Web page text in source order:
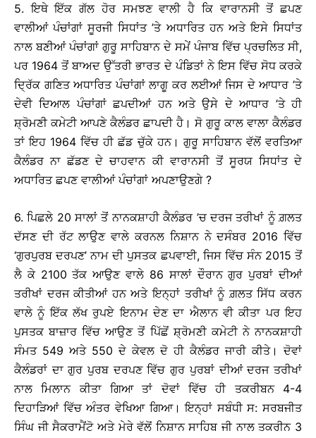
5. ਇਥੇ ਇੱਕ ਗੱਲ ਹੋਰ ਸਮਝਣ ਵਾਲੀ ਹੈ ਕਿ ਵਾਰਾਨਸੀ ਤੋਂ ਛਪਣ
ਵਾਲੀਆਂ ਪੰਚਾਂਗਾਂ ਸੂਰਜੀ ਸਿਧਾਂਤ ’ਤੇ ਅਧਾਰਿਤ ਹਨ ਅਤੇ ਇਸੇ ਸਿਧਾਂਤ
ਨਾਲ ਬਣੀਆਂ ਪੰਚਾਂਗਾਂ ਗੁਰੂ ਸਾਹਿਬਾਨ ਦੇ ਸਮੇਂ ਪੰਜਾਬ ਵਿੱਚ ਪ੍ਰਚਲਿਤ ਸੀ,
ਪਰ 1964 ਤੋਂ ਬਾਅਦ ਉੱਤਰੀ ਭਾਰਤ ਦੇ ਪੰਡਿਤਾਂ ਨੇ ਇਸ ਵਿੱਚ ਸੋਧ ਕਰਕੇ
ਦ੍ਰਿੱਕ ਗਣਿਤ ਅਧਾਰਿਤ ਪੰਚਾਂਗਾਂ ਲਾਗੂ ਕਰ ਲਈਆਂ ਜਿਸ ਦੇ ਆਧਾਰ ’ਤੇ
ਦੇਵੀ ਦਿਆਲ ਪੰਚਾਂਗਾਂ ਛਪਦੀਆਂ ਹਨ ਅਤੇ ਉਸੇ ਦੇ ਆਧਾਰ ’ਤੇ ਹੀ
ਸ਼੍ਰੋਮਣੀ ਕਮੇਟੀ ਆਪਣੇ ਕੈਲੰਡਰ ਛਾਪਦੀ ਹੈ। ਸੋ ਗੁਰੂ ਕਾਲ ਵਾਲਾ ਕੈਲੰਡਰ
ਤਾਂ ਇਹ 1964 ਵਿੱਚ ਹੀ ਛੱਡ ਚੁੱਕੇ ਹਨ। ਗੁਰੂ ਸਾਹਿਬਾਨ ਵੱਲੋਂ ਵਰਤਿਆ
ਕੈਲੰਡਰ ਨਾ ਛੱਡਣ ਦੇ ਚਾਹਵਾਨ ਕੀ ਵਾਰਾਨਸੀ ਤੋਂ ਸੂਰਯ ਸਿਧਾਂਤ ਦੇ
ਅਧਾਰਿਤ ਛਪਣ ਵਾਲੀਆਂ ਪੰਚਾਂਗਾਂ ਅਪਣਾਉਣਗੇ ?
6. ਪਿਛਲੇ 20 ਸਾਲਾਂ ਤੋਂ ਨਾਨਕਸ਼ਾਹੀ ਕੈਲੰਡਰ ’ਚ ਦਰਜ ਤਰੀਖਾਂ ਨੂੰ ਗ਼ਲਤ
ਦੱਸਣ ਦੀ ਰੱਟ ਲਾਉਣ ਵਾਲੇ ਕਰਨਲ ਨਿਸ਼ਾਨ ਨੇ ਦਸੰਬਰ 2016 ਵਿੱਚ
‘ਗੁਰਪੁਰਬ ਦਰਪਣ’ ਨਾਮ ਦੀ ਪੁਸਤਕ ਛਪਵਾਈ, ਜਿਸ ਵਿੱਚ ਸੰਨ 2015 ਤੋਂ
ਲੈ ਕੇ 2100 ਤੱਕ ਆਉਣ ਵਾਲੇ 86 ਸਾਲਾਂ ਦੌਰਾਨ ਗੁਰ ਪੁਰਬਾਂ ਦੀਆਂ
ਤਰੀਖਾਂ ਦਰਜ ਕੀਤੀਆਂ ਹਨ ਅਤੇ ਇਨ੍ਹਾਂ ਤਰੀਖਾਂ ਨੂੰ ਗ਼ਲਤ ਸਿੱਧ ਕਰਨ
ਵਾਲੇ ਨੂੰ ਇੱਕ ਲੱਖ ਰੁਪਏ ਇਨਾਮ ਦੇਣ ਦਾ ਐਲਾਨ ਵੀ ਕੀਤਾ ਪਰ ਇਹ
ਪੁਸਤਕ ਬਾਜ਼ਾਰ ਵਿੱਚ ਆਉਣ ਤੋਂ ਪਿੱਛੋਂ ਸ਼੍ਰੋਮਣੀ ਕਮੇਟੀ ਨੇ ਨਾਨਕਸ਼ਾਹੀ
ਸੰਮਤ 549 ਅਤੇ 550 ਦੇ ਕੇਵਲ ਦੋ ਹੀ ਕੈਲੰਡਰ ਜਾਰੀ ਕੀਤੇ। ਦੋਵਾਂ
ਕੈਲੰਡਰਾਂ ਦਾ ਗੁਰ ਪੁਰਬ ਦਰਪਣ ਵਿੱਚ ਗੁਰ ਪੁਰਬਾਂ ਦੀਆਂ ਦਰਜ ਤਰੀਖਾਂ
ਨਾਲ ਮਿਲਾਨ ਕੀਤਾ ਗਿਆ ਤਾਂ ਦੋਵਾਂ ਵਿੱਚ ਹੀ ਤਕਰੀਬਨ 4-4
ਦਿਹਾੜਿਆਂ ਵਿੱਚ ਅੰਤਰ ਵੇਖਿਆ ਗਿਆ। ਇਨ੍ਹਾਂ ਸਬੰਧੀ ਸ: ਸਰਬਜੀਤ
ਸਿੰਘ ਜੀ ਸੈਕਰਾਮੈਂਟੋ ਅਤੇ ਮੇਰੇ ਵੱਲੋਂ ਨਿਸ਼ਾਨ ਸਾਹਿਬ ਜੀ ਨਾਲ ਤਕਰੀਨ 3